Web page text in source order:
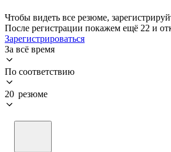
Чтобы видеть все резюме,
После регистрации покажем ещё 22 и
Зарегистрироваться
За всё время
По соответствию
20 резюме